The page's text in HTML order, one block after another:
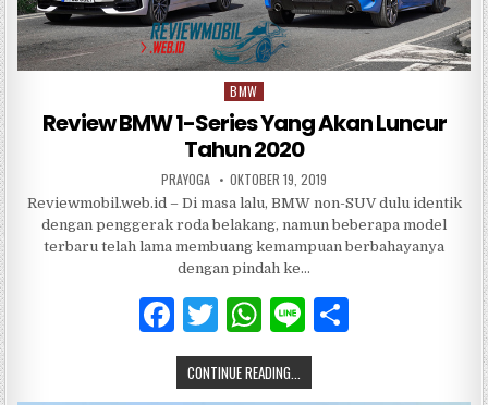
Posted
in
BMW
Review BMW 1-Series Yang Akan Luncur
Tahun 2020
PRAYOGA OKTOBER 19, 2019
Reviewmobil.web.id – Di masa lalu, BMW non-SUV dulu identik
dengan penggerak roda belakang, namun beberapa model
terbaru telah lama membuang kemampuan berbahayanya
dengan pindah ke…
F
a
c
T
w
it
W
h
at
Li
n
CONTINUE READING...